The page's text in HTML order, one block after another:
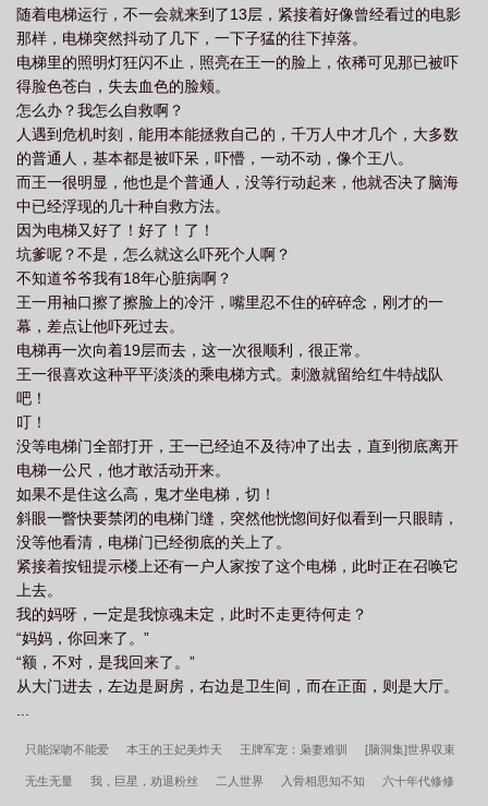
随着电梯运行，不一会就来到了13层，紧接着好像曾经看过的电影
那样，电梯突然抖动了几下，一下子猛的往下掉落。
电梯里的照明灯狂闪不止，照亮在王一的脸上，依稀可见那已被吓
得脸色苍白，失去血色的脸颊。
怎么办？我怎么自救啊？
人遇到危机时刻，能用本能拯救自己的，千万人中才几个，大多数
的普通人，基本都是被吓呆，吓懵，一动不动，像个王八。
而王一很明显，他也是个普通人，没等行动起来，他就否决了脑海
中已经浮现的几十种自救方法。
因为电梯又好了！好了！了！
坑爹呢？不是，怎么就这么吓死个人啊？
不知道爷爷我有18年心脏病啊？
王一用袖口擦了擦脸上的冷汗，嘴里忍不住的碎碎念，刚才的一
幕，差点让他吓死过去。
电梯再一次向着19层而去，这一次很顺利，很正常。
王一很喜欢这种平平淡淡的乘电梯方式。刺激就留给红牛特战队
吧！
叮！
没等电梯门全部打开，王一已经迫不及待冲了出去，直到彻底离开
电梯一公尺，他才敢活动开来。
如果不是住这么高，鬼才坐电梯，切！
斜眼一瞥快要禁闭的电梯门缝，突然他恍惚间好似看到一只眼睛，
没等他看清，电梯门已经彻底的关上了。
紧接着按钮提示楼上还有一户人家按了这个电梯，此时正在召唤它
上去。
我的妈呀，一定是我惊魂未定，此时不走更待何走？
“妈妈，你回来了。”
“额，不对，是我回来了。”
从大门进去，左边是厨房，右边是卫生间，而在正面，则是大厅。
只能深吻不能爱 本王的王妃美炸天 王牌军宠：枭妻难驯 [脑洞集]世界収束
无生无量 我，巨星，劝退粉丝 二人世界 入骨相思知不知 六十年代修修